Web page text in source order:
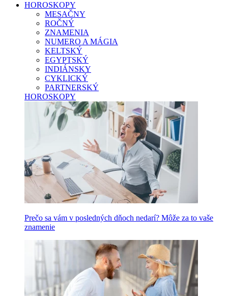
HOROSKOPY
MESAČNY
ROČNÝ
ZNAMENIA
NUMERO A MÁGIA
KELTSKÝ
EGYPTSKÝ
INDIÁNSKY
CYKLICKÝ
PARTNERSKÝ
HOROSKOPY
Prečo sa vám v posledných dňoch nedarí? Môže za to vaše
znamenie